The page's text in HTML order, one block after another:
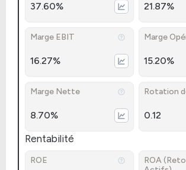
37.60% 21.87%
Marge EBIT
16.27%
Marge
15.20%
Marge Nette
8.70%
Rotation
0.12
Rentabilité
ROE
ROA